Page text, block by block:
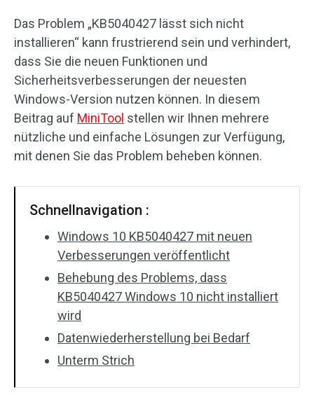
Das Problem „KB5040427 lässt sich nicht
installieren“ kann frustrierend sein und verhindert,
dass Sie die neuen Funktionen und
Sicherheitsverbesserungen der neuesten
Windows-Version nutzen können. In diesem
Beitrag auf MiniTool stellen wir Ihnen mehrere
nützliche und einfache Lösungen zur Verfügung,
mit denen Sie das Problem beheben können.
Schnellnavigation :
Windows 10 KB5040427 mit neuen
Verbesserungen veröffentlicht
Behebung des Problems, dass
KB5040427 Windows 10 nicht installiert
wird
Datenwiederherstellung bei Bedarf
Unterm Strich